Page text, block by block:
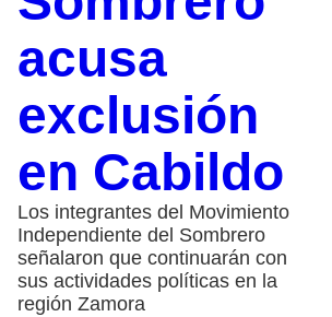
acusa
exclusión
en Cabildo
Los integrantes del Movimiento
Independiente del Sombrero
señalaron que continuarán con
sus actividades políticas en la
región Zamora